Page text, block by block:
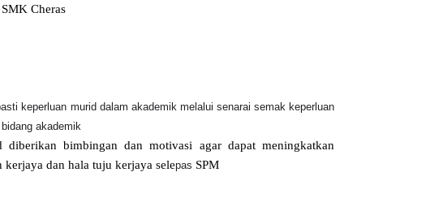
Cheras
keperluan murid dalam akademik melalui senarai semak keperluan
akademik
diberikan bimbingan dan motivasi agar dapat meningkatkan
kerjaya dan hala tuju kerjaya selepas SPM